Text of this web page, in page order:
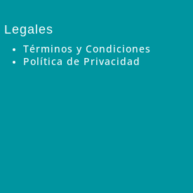
Legales
Términos y Condiciones
Política de Privacidad